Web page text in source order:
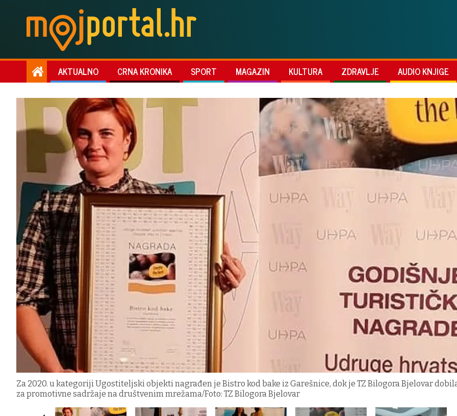
AKTUALNO CRNA KRONIKA SPORT MAGAZIN KULTURA ZDRAVLJE AUDIO KNJIGE
Za 2020. u kategoriji Ugostiteljski objekti nagrađen je Bistro kod bake iz Garešnice, dok je TZ Bilogora Bjelovar
za promotivne sadržaje na društvenim mrežama/Foto: TZ Bilogora Bjelovar